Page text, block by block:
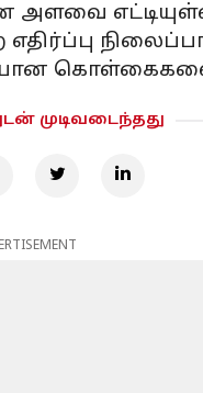
அளவை
முடிவடைந்தது